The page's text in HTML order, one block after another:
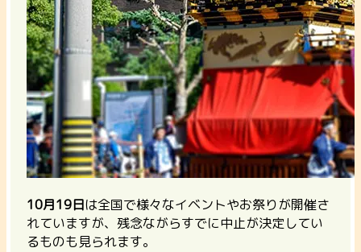
10月19日は全国で様々なイベントやお祭りが開催さ
れていますが、残念ながらすでに中止が決定してい
るものも見られます。